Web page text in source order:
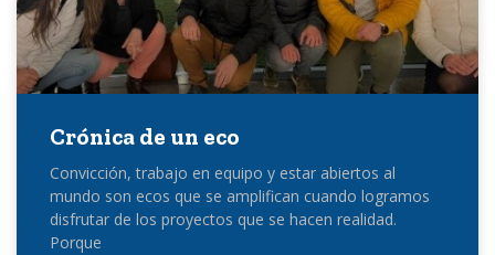
Crónica de un eco
Convicción, trabajo en equipo y estar abiertos al
mundo son ecos que se amplifican cuando logramos
disfrutar de los proyectos que se hacen realidad.
Porque